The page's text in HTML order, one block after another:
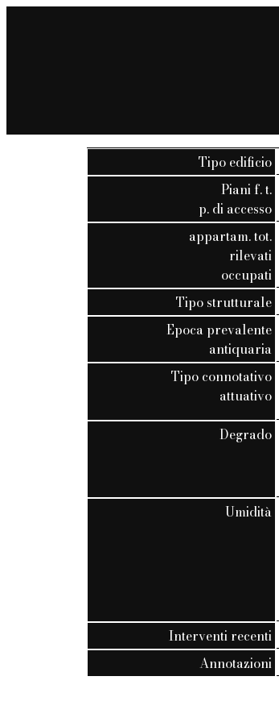
Tipo edificio
Piani f. t.
p. di accesso
appartam. tot.
rilevati
occupati
Tipo strutturale
Epoca prevalente
antiquaria
Tipo connotativo
attuativo
Degrado
Umidità
Interventi recenti
Annotazioni